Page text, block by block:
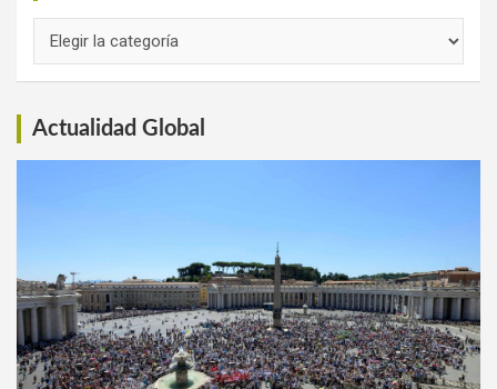
Actualidad Global